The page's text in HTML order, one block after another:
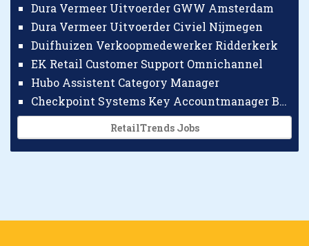
Dura Vermeer Uitvoerder GWW Amsterdam
Dura Vermeer Uitvoerder Civiel Nijmegen
Duifhuizen Verkoopmedewerker Ridderkerk
EK Retail Customer Support Omnichannel
Hubo Assistent Category Manager
Checkpoint Systems Key Accountmanager Benelux
RetailTrends Jobs